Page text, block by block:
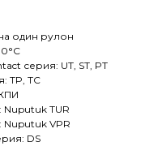
один рулон
серия: UT, ST, PT
TP, TC
TUR
Nuputuk VPR
DS